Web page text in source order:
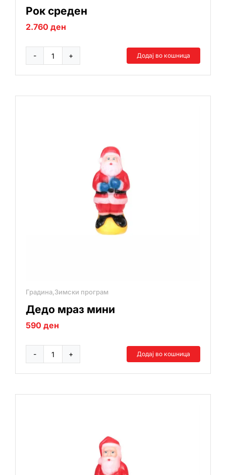
Рок среден
2.760 ден
Рок
Додај во кошница
Градина,Зимски програм
Дедо мраз мини
590 ден
Дедо
количина
Додај во кошница